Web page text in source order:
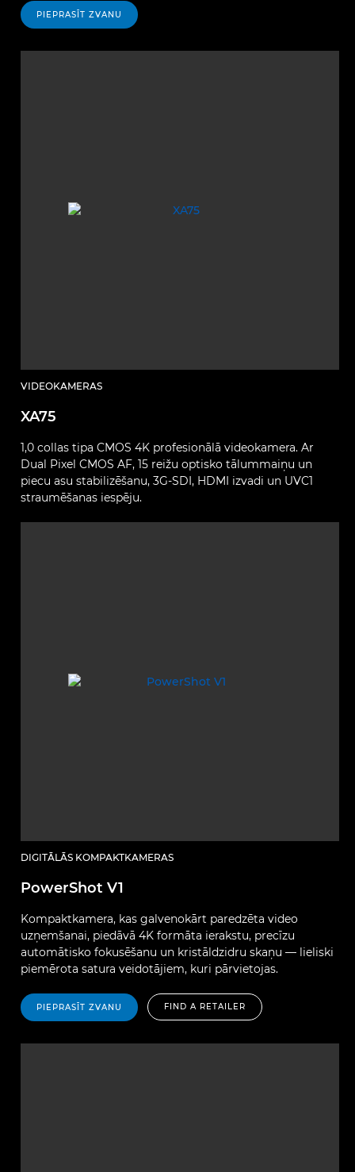
PIEPRASĪT ZVANU
VIDEOKAMERAS
XA75
1,0 collas tipa CMOS 4K profesionālā videokamera. Ar
Dual Pixel CMOS AF, 15 reižu optisko tālummaiņu un
piecu asu stabilizēšanu, 3G-SDI, HDMI izvadi un UVC1
straumēšanas iespēju.
DIGITĀLĀS KOMPAKTKAMERAS
PowerShot V1
Kompaktkamera, kas galvenokārt paredzēta video
uzņemšanai, piedāvā 4K formāta ierakstu, precīzu
automātisko fokusēšanu un kristāldzidru skaņu — lieliski
piemērota satura veidotājiem, kuri pārvietojas.
PIEPRASĪT ZVANU FIND A RETAILER